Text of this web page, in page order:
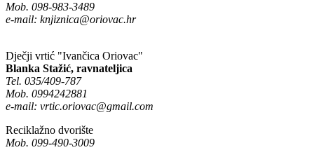
Mob. 098-983-3489
e-mail: knjiznica@oriovac.hr
Dječji vrtić "Ivančica Oriovac"
Blanka Stažić, ravnateljica
Tel. 035/409-787
Mob. 0994242881
e-mail: vrtic.oriovac@gmail.com
Reciklažno dvorište
Mob. 099-490-3009